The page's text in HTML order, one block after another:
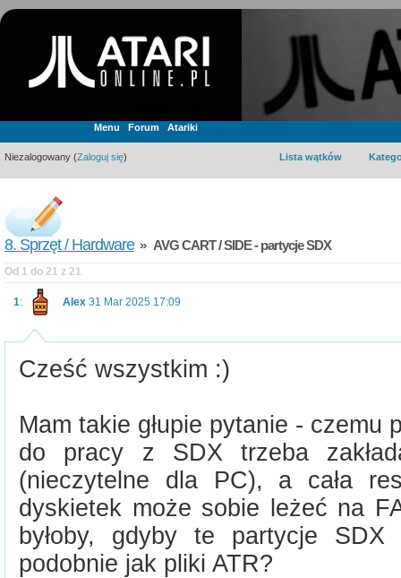
Menu Forum Atariki
Niezalogowany (Zaloguj się) Lista wątków
8. Sprzęt / Hardware» AVG CART / SIDE - partycje SDX
Od 1 do 21 z 21
1: Alex 31 Mar 2025 17:09
Cześć wszystkim :)
Mam takie głupie pytanie - czemu
do pracy z SDX trzeba
(nieczytelne dla PC), a cała
dyskietek może sobie leżeć na
byłoby, gdyby te partycje
podobnie jak pliki ATR?